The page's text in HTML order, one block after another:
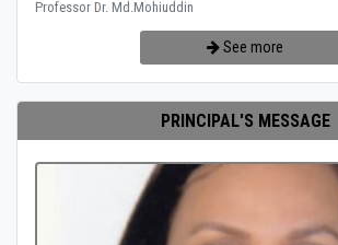
Professor Dr. Md.Mohiuddin
See more
PRINCIPAL'S MESSAGE